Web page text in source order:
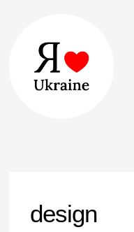
design